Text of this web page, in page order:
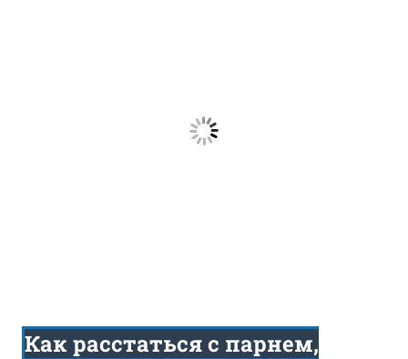
Как расстаться с парнем,